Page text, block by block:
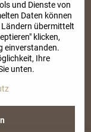
und Dienste von
Daten können
Ländern übermittelt
klicken,
einverstanden.
Ihre
unten.